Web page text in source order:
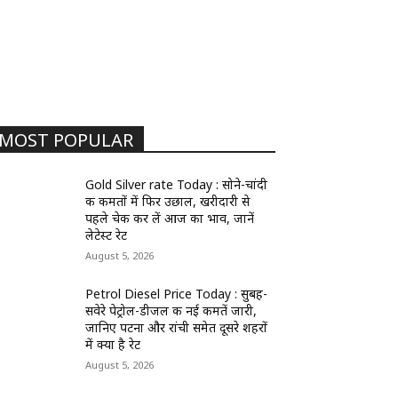
MOST POPULAR
Gold Silver rate Today : सोने-चांदी
की कीमतों में फिर उछाल, खरीदारी से
पहले चेक कर लें आज का भाव, जानें
लेटेस्ट रेट
August 5, 2026
Petrol Diesel Price Today : सुबह-
सवेरे पेट्रोल-डीजल की नई कीमतें जारी,
जानिए पटना और रांची समेत दूसरे शहरों
में क्या है रेट
August 5, 2026